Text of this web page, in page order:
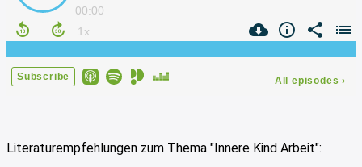
Literaturempfehlungen zum Thema "Innere Kind Arbeit":